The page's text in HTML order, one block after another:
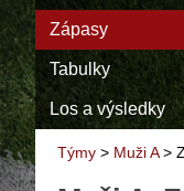
Zápasy
Tabulky
Los a výsledky
Týmy > Muži A>